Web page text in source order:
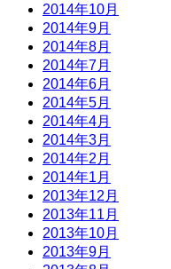
2014年10月
2014年9月
2014年8月
2014年7月
2014年6月
2014年5月
2014年4月
2014年3月
2014年2月
2014年1月
2013年12月
2013年11月
2013年10月
2013年9月